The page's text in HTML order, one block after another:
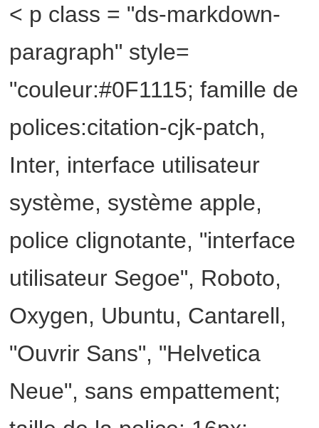
< p class = "ds-markdown-
paragraph" style=
"couleur:#0F1115; famille de
polices:citation-cjk-patch,
Inter, interface utilisateur
système, système apple,
police clignotante, "interface
utilisateur Segoe", Roboto,
Oxygen, Ubuntu, Cantarell,
"Ouvrir Sans", "Helvetica
Neue", sans empattement;